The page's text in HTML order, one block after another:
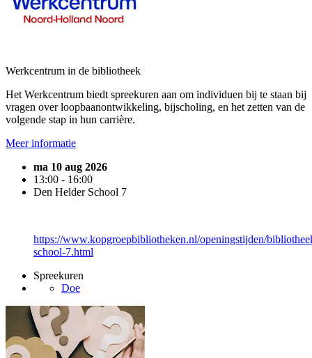
Werkcentrum in de bibliotheek
Het Werkcentrum biedt spreekuren aan om individuen bij te staan bij
vragen over loopbaanontwikkeling, bijscholing, en het zetten van de
volgende stap in hun carrière.
Meer informatie
ma 10 aug 2026
13:00 - 16:00
Den Helder School 7
https://www.kopgroepbibliotheken.nl/openingstijden/
school-7.html
Spreekuren
Doe